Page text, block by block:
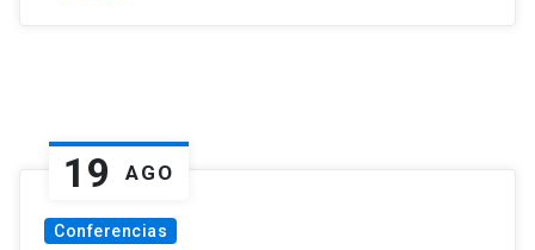
19 AGO
Conferencias